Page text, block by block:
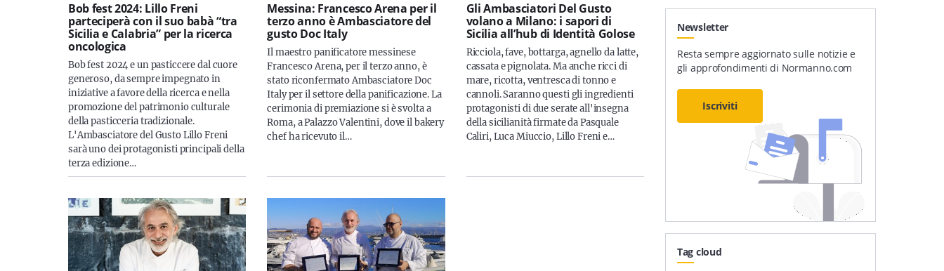
Bob fest 2024: Lillo Freni
parteciperà con il suo babà “tra
Sicilia e Calabria” per la ricerca
oncologica
Bob fest 2024 e un pasticcere dal cuore
generoso, da sempre impegnato in
iniziative a favore della ricerca e nella
promozione del patrimonio culturale
della pasticceria tradizionale.
L'Ambasciatore del Gusto Lillo Freni
sarà uno dei protagonisti principali della
terza edizione…
Messina: Francesco Arena per il
terzo anno è Ambasciatore del
gusto Doc Italy
Il maestro panificatore messinese
Francesco Arena, per il terzo anno, è
stato riconfermato Ambasciatore Doc
Italy per il settore della panificazione. La
cerimonia di premiazione si è svolta a
Roma, a Palazzo Valentini, dove il bakery
chef ha ricevuto il…
Gli Ambasciatori Del Gusto
volano a Milano: i sapori di
Sicilia all’hub di Identità Golose
Ricciola, fave, bottarga, agnello da latte,
cassata e pignolata. Ma anche ricci di
mare, ricotta, ventresca di tonno e
cannoli. Saranno questi gli ingredienti
protagonisti di due serate all'insegna
della sicilianità firmate da Pasquale
Caliri, Luca Miuccio, Lillo Freni e…
Newsletter
Resta sempre aggiornato sulle notizie e
gli approfondimenti di Normanno.com
Iscriviti
Tag cloud